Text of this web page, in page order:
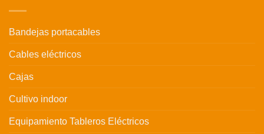
Bandejas portacables
Cables eléctricos
Cajas
Cultivo indoor
Equipamiento Tableros Eléctricos